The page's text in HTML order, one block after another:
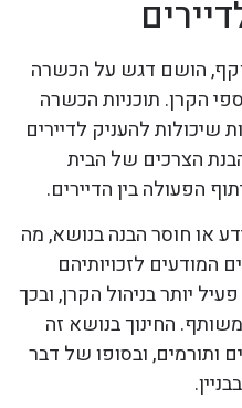
הושם דגש על הכשרה
הקרן. תוכניות הכשרה
שיכולות להעניק לדיירים
הצרכים של הבית
הפעולה בין הדיירים.
או חוסר הבנה בנושא, מה
המודעים לזכויותיהם
יותר בניהול הקרן, ובכך
החינוך בנושא זה
ותורמים, ובסופו של דבר